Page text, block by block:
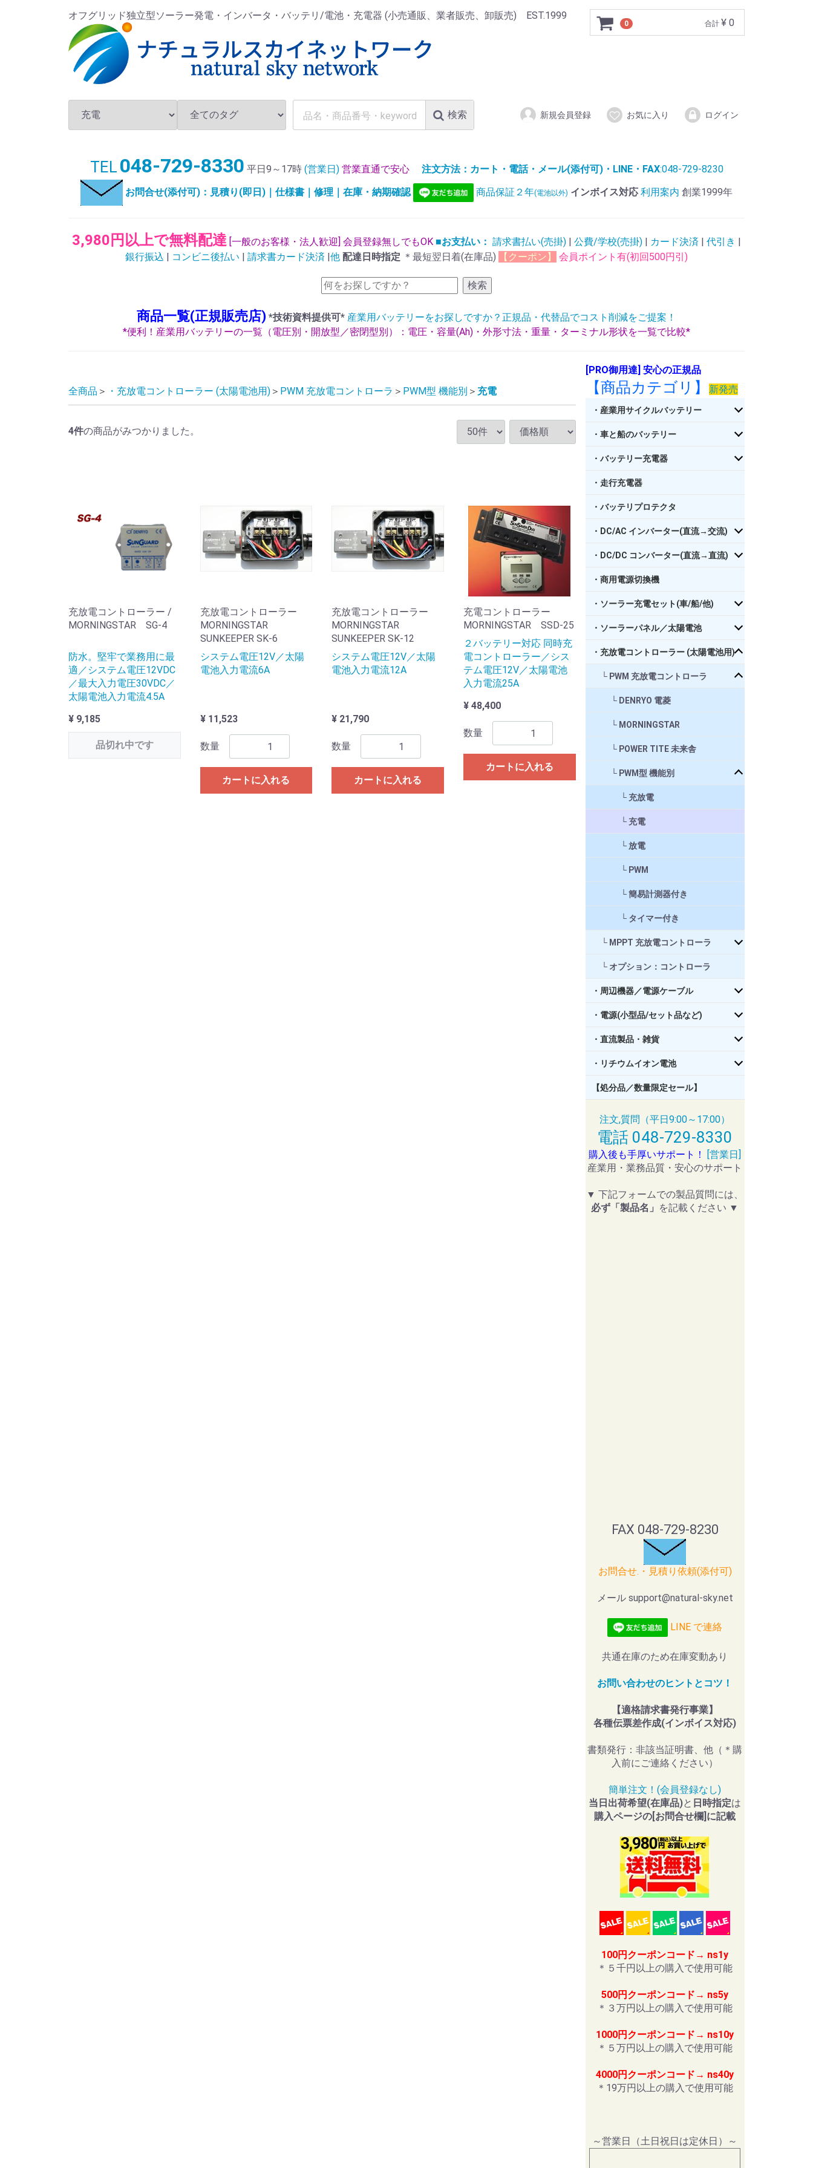
オフグリッド独立型ソーラー発電・インバータ・バッテリ/電池・充電器 (小売通販、業者販売、卸販売) EST.1999
0 合計 ¥ 0
検索 新規会員登録 お気に入り ログイン
TEL 048-729-8330 平日9～17時(営業日) 営業直通で安心 注文方法：カート・電話・メール(添付可)・LINE・FAX:048-729-8230
お問合せ(添付可)：見積り(即日)｜仕様書｜修理｜在庫・納期確認
商品保証２年(電池以外) インボイス対応 利用案内 創業1999年
3,980円以上で無料配達 [一般のお客様・法人歓迎] 会員登録無しでもOK ■お支払い： 請求書払い(売掛) | 公費/学校(売掛) | カード決済 | 代引き |
銀行振込 | コンビニ後払い | 請求書カード決済 |他 配達日時指定 ＊最短翌日着(在庫品) 【クーポン】 会員ポイント有(初回500円引)
検索
商品一覧(正規販売店) *技術資料提供可* 産業用バッテリーをお探しですか？正規品・代替品でコスト削減をご提案！
*便利！産業用バッテリーの一覧（電圧別・開放型／密閉型別）：電圧・容量(Ah)・外形寸法・重量・ターミナル形状を一覧で比較*
全商品 ・充放電コントローラー (太陽電池用) PWM 充放電コントローラ PWM型 機能別 充電
4件の商品がみつかりました。
充放電コントローラー /
MORNINGSTAR SG-4
防水。堅牢で業務用に最
適／システム電圧12VDC
／最大入力電圧30VDC／
太陽電池入力電流4.5A
¥ 9,185
品切れ中です
充放電コントローラー
MORNINGSTAR
SUNKEEPER SK-6
システム電圧12V／太陽
電池入力電流6A
¥ 11,523
数量
カートに入れる
充放電コントローラー
MORNINGSTAR
SUNKEEPER SK-12
システム電圧12V／太陽
電池入力電流12A
¥ 21,790
数量
カートに入れる
充電コントローラー
MORNINGSTAR SSD-25
２バッテリー対応 同時充
電コントローラー／シス
テム電圧12V／太陽電池
入力電流25A
¥ 48,400
数量
カートに入れる
[PRO御用達] 安心の正規品
【商品カテゴリ】 新発売
・産業用サイクルバッテリー
・車と船のバッテリー
・バッテリー充電器
・走行充電器
・バッテリプロテクタ
・DC/AC インバーター(直流→交流)
・DC/DC コンバーター(直流→直流)
・商用電源切換機
・ソーラー充電セット(車/船/他)
・ソーラーパネル／太陽電池
・充放電コントローラー (太陽電池用)
PWM 充放電コントローラ
DENRYO 電菱
MORNINGSTAR
POWER TITE 未来舎
PWM型 機能別
充放電
充電
放電
PWM
簡易計測器付き
タイマー付き
MPPT 充放電コントローラ
オプション：コントローラ
・周辺機器／電源ケーブル
・電源(小型品/セット品など)
・直流製品・雑貨
・リチウムイオン電池
【処分品／数量限定セール】
注文,質問（平日9:00～17:00）
電話 048-729-8330
購入後も手厚いサポート！
[営業日]
産業用・業務品質・安心のサポート
▼ 下記フォームでの製品質問には、
必ず「製品名」 を記載ください ▼
FAX 048-729-8230
お問合せ.・見積り依頼(添付可)
メール support@natural-sky.net
LINE で連絡
共通在庫のため在庫変動あり
お問い合わせのヒントとコツ！
【適格請求書発行事業】
各種伝票差作成(インボイス対応)
書類発行：非該当証明書、他（＊購
入前にご連絡ください）
簡単注文！(会員登録なし)
当日出荷希望(在庫品)と 日時指定は
購入ページの[お問合せ欄]に記載
100円クーポンコード→ ns1y
＊５千円以上の購入で使用可能
500円クーポンコード→ ns5y
＊３万円以上の購入で使用可能
1000円クーポンコード→ ns10y
＊５万円以上の購入で使用可能
4000円クーポンコード→ ns40y
＊19万円以上の購入で使用可能
～営業日（土日祝日は定休日）～